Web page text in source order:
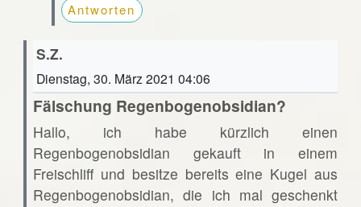
Antworten
S.Z.
Dienstag, 30. März 2021 04:06
Fälschung Regenbogenobsidian?
Hallo, ich habe kürzlich einen
Regenbogenobsidian gekauft in einem
Freischliff und besitze bereits eine Kugel aus
Regenbogenobsidian, die ich mal geschenkt